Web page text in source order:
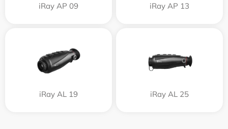
iRay AP 09 iRay AP 13
iRay AL 19 iRay AL 25